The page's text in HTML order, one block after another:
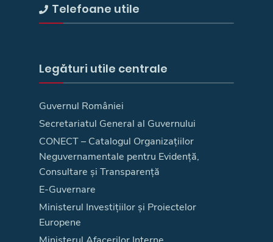
Telefoane utile
Legături utile centrale
Guvernul României
Secretariatul General al Guvernului
CONECT – Catalogul Organizațiilor
Neguvernamentale pentru Evidență,
Consultare și Transparență
E-Guvernare
Ministerul Investițiilor și Proiectelor
Europene